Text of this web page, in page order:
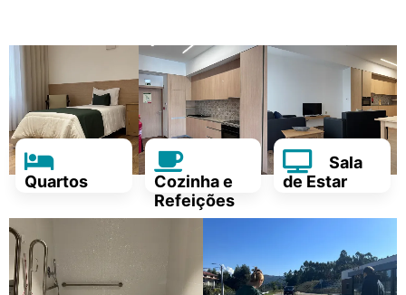
Quartos
Cozinha e
Refeições
Sala
de Estar